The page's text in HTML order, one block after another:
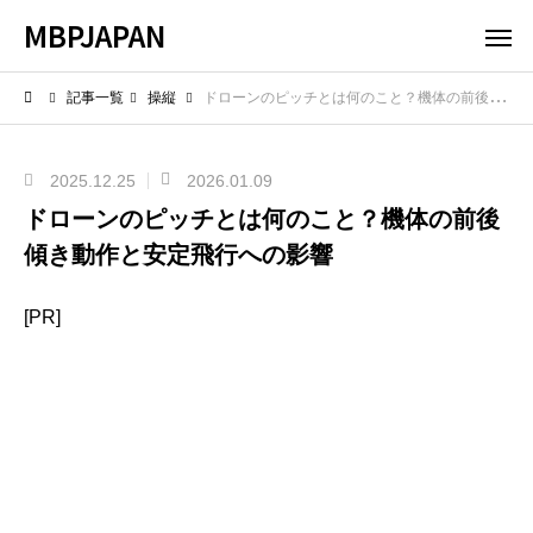
MBPJAPAN
記事一覧 操縦 ドローンのピッチとは何のこと？機体の前後傾き動作と安定飛行への影響
2025.12.25 2026.01.09
ドローンのピッチとは何のこと？機体の前後
傾き動作と安定飛行への影響
[PR]